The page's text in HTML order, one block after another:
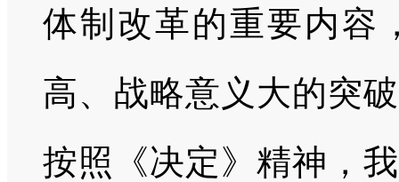
体制改革的重要内容
高、战略意义大的突
按照《决定》精神，